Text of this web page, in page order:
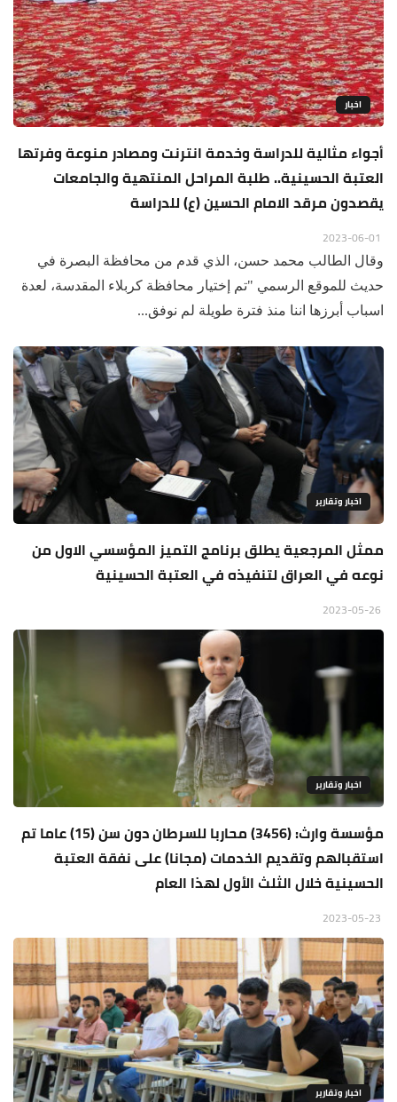
اخبار
أجواء مثالية للدراسة وخدمة انترنت ومصادر منوعة وفرتها
العتبة الحسينية.. طلبة المراحل المنتهية والجامعات
يقصدون مرقد الامام الحسين (ع) للدراسة
وقال الطالب محمد حسن، الذي قدم من محافظة البصرة في
حديث للموقع الرسمي "تم إختيار محافظة كربلاء المقدسة، لعدة
اسباب أبرزها اننا منذ فترة طويلة لم نوفق...
اخبار وتقارير
ممثل المرجعية يطلق برنامج التميز المؤسسي الاول من
نوعه في العراق لتنفيذه في العتبة الحسينية
اخبار وتقارير
مؤسسة وارث: (3456) محاربا للسرطان دون سن (15) عاما تم
استقبالهم وتقديم الخدمات (مجانا) على نفقة العتبة
الحسينية خلال الثلث الأول لهذا العام
اخبار وتقارير